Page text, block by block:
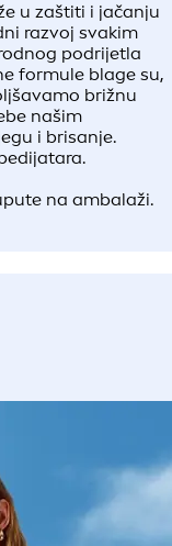
u zaštiti i jačanju
razvoj svakim
podrijetla
formule blage su,
brižnu
našim
i brisanje.
na ambalaži.